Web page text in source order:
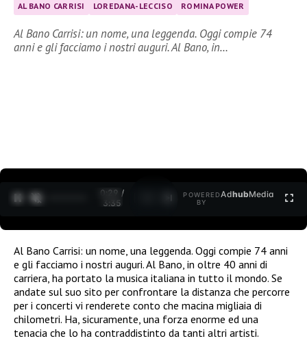
AL BANO CARRISI LOREDANA-LECCISO ROMINA POWER
Al Bano Carrisi: un nome, una leggenda. Oggi compie 74
anni e gli facciamo i nostri auguri. Al Bano, in…
0:30 /
3:35
POWERED
BY
AdhubMedia
Al Bano Carrisi: un nome, una leggenda. Oggi compie 74 anni
e gli facciamo i nostri auguri. Al Bano, in oltre 40 anni di
carriera, ha portato la musica italiana in tutto il mondo. Se
andate sul suo sito per confrontare la distanza che percorre
per i concerti vi renderete conto che macina migliaia di
chilometri. Ha, sicuramente, una forza enorme ed una
tenacia che lo ha contraddistinto da tanti altri artisti.